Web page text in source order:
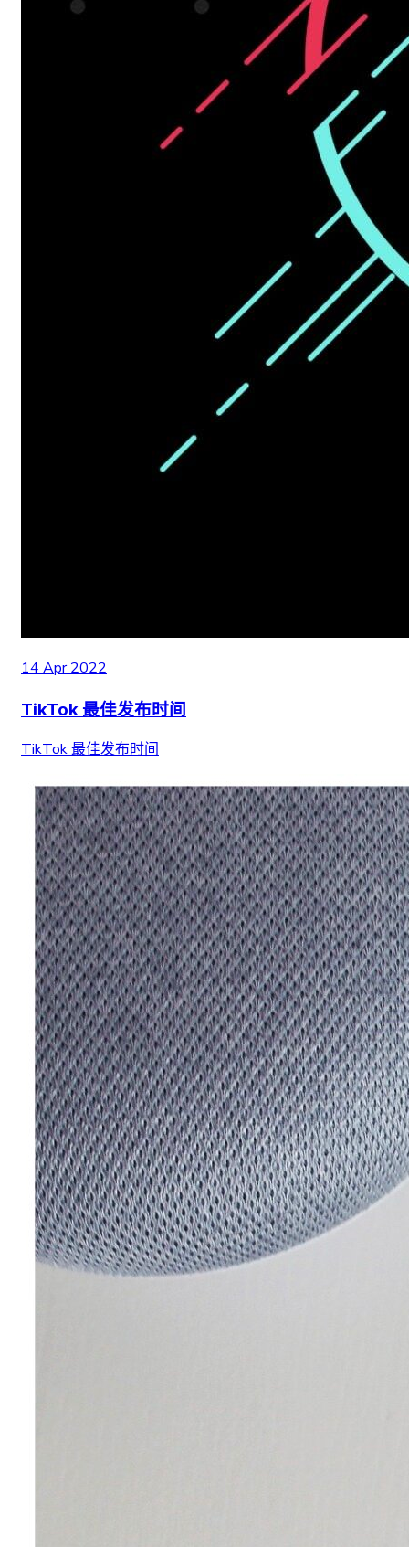
14 Apr 2022
TikTok 最佳发布时间
TikTok 最佳发布时间